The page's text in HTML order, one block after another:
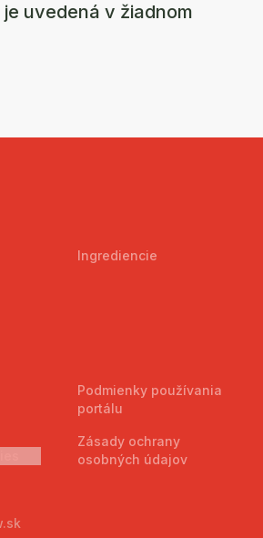
uvedená v žiadnom
Ingrediencie
Podmienky používania
portálu
Zásady ochrany
osobných údajov